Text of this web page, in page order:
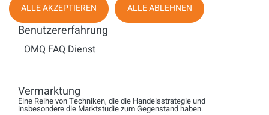
und konvergente Architektur aus.
Weltweit betreut Voxtron mit ca. 100 Mitarbeitern über 12.000
Kunden, davon 4.000 in Deutschland. Zu ihnen gehören
Netzbetreiber und Hersteller von TK-Anlagen. Sie nutzen über
150.000 Lizenzen für Voxtron-Produkte.
ALLE AKZEPTIEREN ALLE ABLEHNEN
Benutzererfahrung
OMQ FAQ Dienst
Vermarktung
Eine Reihe von Techniken, die die Handelsstrategie und
insbesondere die Marktstudie zum Gegenstand haben.